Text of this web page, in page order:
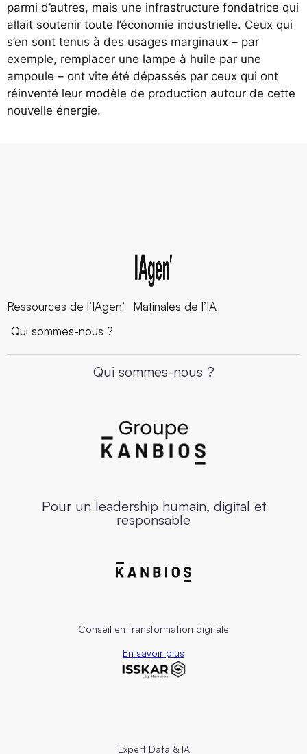
parmi d’autres, mais une infrastructure fondatrice qui
allait soutenir toute l’économie industrielle. Ceux qui
s’en sont tenus à des usages marginaux – par
exemple, remplacer une lampe à huile par une
ampoule – ont vite été dépassés par ceux qui ont
réinventé leur modèle de production autour de cette
nouvelle énergie.
Ressources de l’IAgen’
Matinales de l’IA
Qui sommes-nous ?
Qui sommes-nous ?
Pour un leadership humain, digital et
responsable
Conseil en transformation digitale
En savoir plus
Expert Data & IA